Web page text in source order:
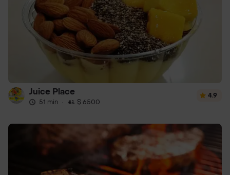
Juice Place
51 min · $ 6500
4.9